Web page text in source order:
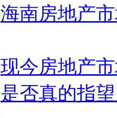
海南房地产
现今房地产
是否真的指